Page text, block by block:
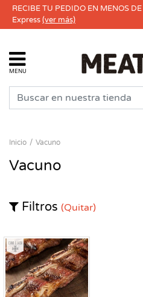
RECIBE TU PEDIDO EN MENOS
Express(ver más)
MENU
Inicio Vacuno
Vacuno
Filtros (Quitar)
Congelado